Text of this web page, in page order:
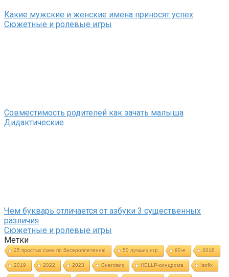
Какие мужские и женские имена приносят успех
Сюжетные и ролевые игры
Совместимость родителей как зачать малыша
Дидактические
Чем букварь отличается от азбуки 3 существенных
различия
Сюжетные и ролевые игры
Метки
25 простых схем по бисероплетению 50 лучших игр 90-е 2018
2019 2022 2023 Cнеговик HELLP-синдрома Isofix